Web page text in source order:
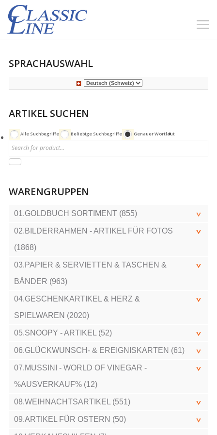
SPRACHAUSWAHL
ARTIKEL SUCHEN
Alle Suchbegriffe Beliebige Suchbegriffe Genauer Wortlaut
WARENGRUPPEN
01.GOLDBUCH SORTIMENT (855)
02.BILDERRAHMEN - ARTIKEL FÜR FOTOS
(1868)
03.PAPIER & SERVIETTEN & TASCHEN &
BÄNDER (963)
04.GESCHENKARTIKEL & HERZ &
SPIELWAREN (2020)
05.SNOOPY - ARTIKEL (52)
06.GLÜCKWUNSCH- & EREIGNISKARTEN (61)
07.MUSSINI - WORLD OF VINEGAR -
%AUSVERKAUF% (12)
08.WEIHNACHTSARTIKEL (551)
09.ARTIKEL FÜR OSTERN (50)